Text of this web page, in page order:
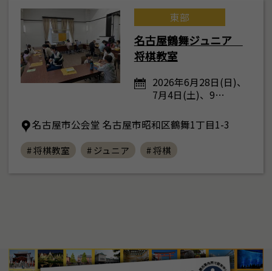
東部
名古屋鶴舞ジュニア
将棋教室
2026年6月28日(日)、
7月4日(土)、9…
名古屋市公会堂 名古屋市昭和区鶴舞1丁目1-3
# 将棋教室 # ジュニア # 将棋